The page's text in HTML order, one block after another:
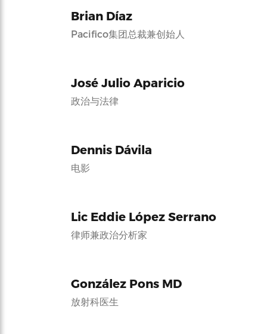
Brian Díaz
Pacifico集团总裁兼创始人
José Julio Aparicio
政治与法律
Dennis Dávila
电影
Lic Eddie López Serrano
律师兼政治分析家
González Pons MD
放射科医生